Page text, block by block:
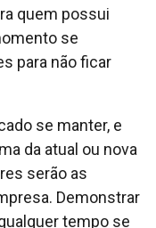
quem possui
se
para não ficar
se manter, e
da atual ou nova
serão as
Demonstrar
tempo se